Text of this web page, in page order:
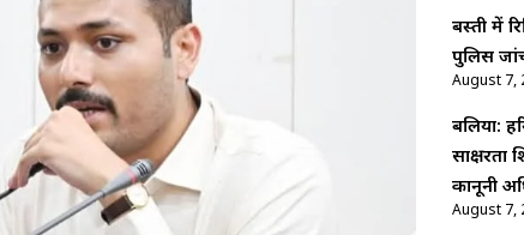
बस्ती में
पुलिस
August 7,
बलिया:
साक्षरता
कानूनी
August 7,